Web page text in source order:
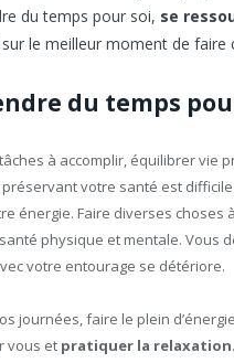
du temps pour soi, se
le meilleur moment de faire
du temps
à accomplir, équilibrer
votre santé est
énergie. Faire diverses
physique et mentale. Vous
votre entourage se détériore.
journées, faire le plein
vous et pratiquer la relaxation